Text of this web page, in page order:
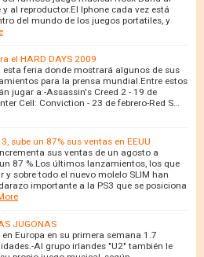
al reproductor.El Iphone cada vez está
del mundo de los juegos portatiles, y
el HARD DAYS 2009
esta feria donde mostrará algunos de sus
para la prensa mundial.Entre estos
jugar a:-Assassin's Creed 2 - 19 de
Cell: Conviction - 23 de febrero-Red S…
sube un 87% sus ventas en EEUU
sus ventas de un agosto a
87 %.Los últimos lanzamientos, los que
y sobre todo el nuevo molelo SLIM han
importante a la PS3 que se posiciona
JUGONAS
en Europa en su primera semana 1.7
Al grupo irlandes "U2" también le